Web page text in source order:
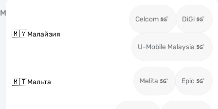
М
🇲🇾Малайзия
Celcom DiGi
U-Mobile Malaysia
🇲🇹Мальта Melita Epic